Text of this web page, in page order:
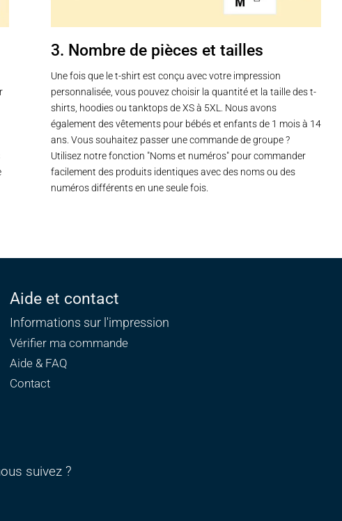
3. Nombre de pièces et tailles
Une fois que le t-shirt est conçu avec votre impression
personnalisée, vous pouvez choisir la quantité et la taille des t-
shirts, hoodies ou tanktops de XS à 5XL. Nous avons
également des vêtements pour bébés et enfants de 1 mois à 14
ans. Vous souhaitez passer une commande de groupe ?
Utilisez notre fonction "Noms et numéros" pour commander
facilement des produits identiques avec des noms ou des
numéros différents en une seule fois.
Aide et contact
Informations sur l'impression
Vérifier ma commande
Aide & FAQ
Contact
suivez ?